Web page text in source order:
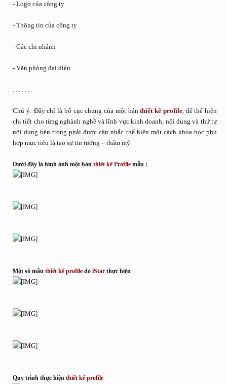
- Logo của công ty
- Thông tin của công ty
- Các chi nhánh
- Văn phòng đại diện
Chú ý: Đây chỉ là bố cục chung của một bảnthiết kế profile, để thể hiện
chi tiết cho từng nghành nghề và lĩnh vực kinh doanh, nội dung và thứ tự
nội dung bên trong phải được cân nhắc thể hiện một cách khoa học phù
hợp mục tiêu là tạo sự tin tưởng – thẩm mỹ.
Dưới đây là hình ảnh một bản thiết kế Profile mẫu :
Một số mẫu thiết kế profile do iStar thực hiện
Quy trình thực hiện thiết kế profile